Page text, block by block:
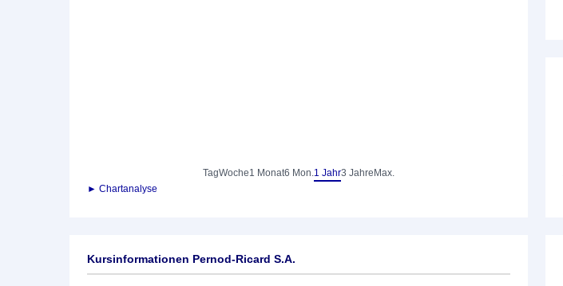
TagWoche1 Monat6 Mon.1 Jahr3 Jahre Max.
► Chartanalyse
Kursinformationen Pernod-Ricard S.A.